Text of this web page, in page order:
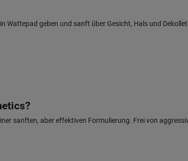
Wattepad geben und sanft über Gesicht, Hals und
sanften, aber effektiven Formulierung. Frei von